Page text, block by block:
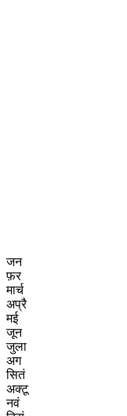
जन
फ़र
मार्च
अप्रै
मई
जून
जुला
अग
सितं
अक्टू
नवं